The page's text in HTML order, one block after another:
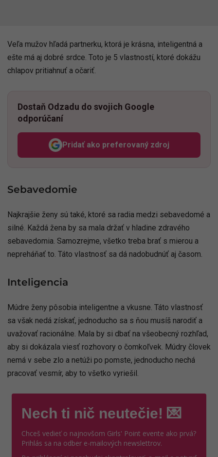
Veľa mužov hľadá partnerku, ktorá je krásna, inteligentná a
ešte má aj dobré srdce. Toto je 5 vlastností, ktoré dokážu
chlapov pritiahnuť a očariť.
Dostaň Odzadu do svojich Google
odporúčaní
Pridať ako preferovaný zdroj
Odzadu, odkaz sa otvorí v
Sebavedomie
Najkrajšie ženy sú také, ktoré sa radia medzi sebavedomé a
silné. Každá žena by sa mala držať v hladine zdravého
sebavedomia. Samozrejme, všetko treba brať s mierou a
nepreháňať to. Táto vlastnosť sa dá nadobudnúť aj časom.
Inteligencia
Múdre ženy pôsobia inteligentne a vkusne. Táto vlastnosť
sa však nedá získať, jednoducho sa s ňou musíš narodiť a
uvažovať racionálne. Mala by si dbať na všeobecný rozhľad,
aby si dokázala viesť rozhovory o čomkoľvek. Múdry človek
nemá v sebe zlo a netúži po pomste, jednoducho nechá
pracovať vesmír, aby to všetko vyriešil.
Nech ti nič neutečie! 💌
Chceš vedieť o najnovšom Girls' Point evente ako prvá?
Prihlás sa na odber e-mailových newslettrov.